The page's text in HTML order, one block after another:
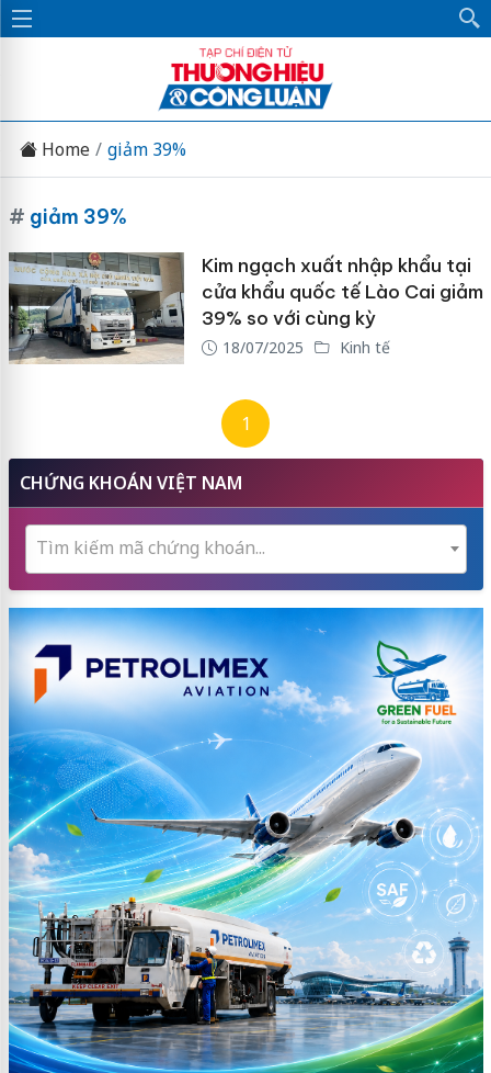
Home giảm 39%
# giảm 39%
Kim ngạch xuất nhập khẩu tại
cửa khẩu quốc tế Lào Cai giảm
39% so với cùng kỳ
18/07/2025 Kinh tế
1
CHỨNG KHOÁN VIỆT NAM
Tìm kiếm mã chứng khoán...